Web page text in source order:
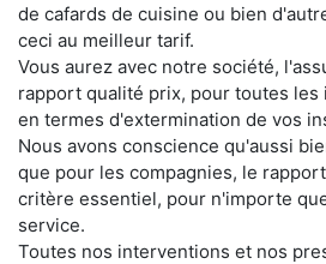
de cafards de cuisine ou bien
ceci au meilleur tarif.
Vous aurez avec notre société,
rapport qualité prix, pour toutes les
en termes d'extermination de vos
Nous avons conscience qu'aussi
que pour les compagnies, le
critère essentiel, pour n'importe
service.
Toutes nos interventions et nos